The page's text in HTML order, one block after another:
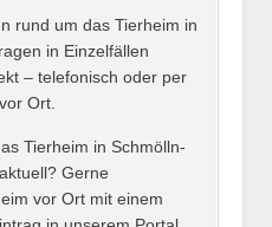
*
rund um das Tierheim in
in Einzelfällen
– telefonisch oder per
Ort.
Tierheim in Schmölln-
Gerne
vor Ort mit einem